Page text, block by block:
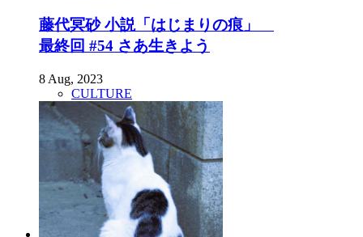
藤代冥砂 小説「はじまりの痕」
最終回 #54 さあ生きよう
8 Aug, 2023
CULTURE